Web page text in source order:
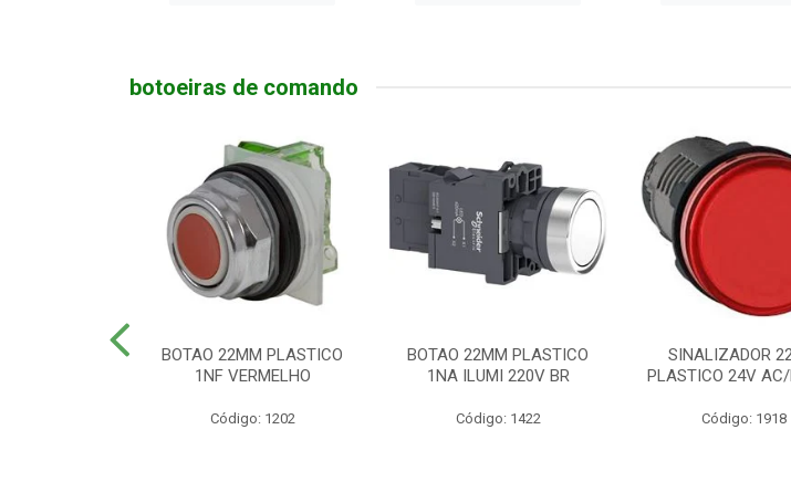
botoeiras de comando
BOTAO 22MM PLASTICO
1NF VERMELHO
Código: 1202
BOTAO 22MM PLASTICO
1NA ILUMI 220V BR
Código: 1422
SINALIZADOR
PLASTICO 24V
Código: 1918